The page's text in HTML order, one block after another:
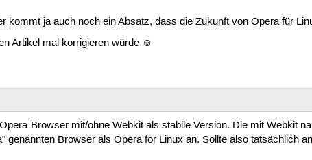
kommt ja auch noch ein Absatz, dass die Zukunft von Opera für
Artikel mal korrigieren würde ☺
Browser mit/ohne Webkit als stabile Version. Die mit Webkit
Browser als Opera for Linux an. Sollte also tatsächlich